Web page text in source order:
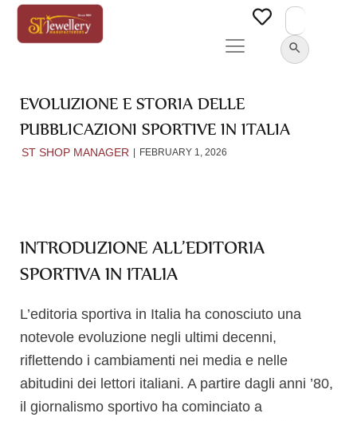
Search
SEARCH BUTTON
EVOLUZIONE E STORIA DELLE
PUBBLICAZIONI SPORTIVE IN ITALIA
ST SHOP MANAGER FEBRUARY 1, 2026
INTRODUZIONE ALL’EDITORIA
SPORTIVA IN ITALIA
L’editoria sportiva in Italia ha conosciuto una
notevole evoluzione negli ultimi decenni,
riflettendo i cambiamenti nei media e nelle
abitudini dei lettori italiani. A partire dagli anni ’80,
il giornalismo sportivo ha cominciato a